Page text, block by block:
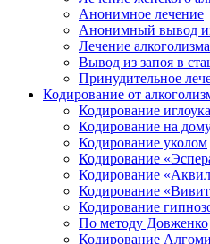
Анонимное лечение
Анонимный вывод
Лечение
Вывод из запоя в
Принудительное
Кодирование от
Кодирование
Кодирование на
Кодирование уколом
Кодирование
Кодирование
Кодирование
Кодирование
По методу Довженко
Кодирование